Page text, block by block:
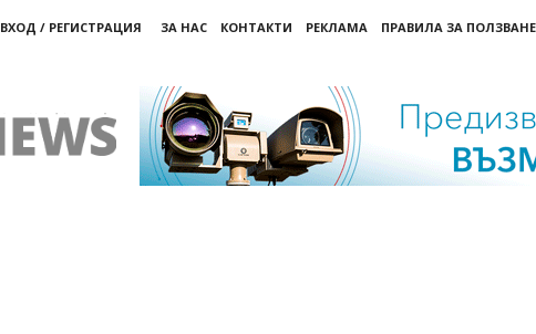
ВХОД / РЕГИСТРАЦИЯ ЗА НАС КОНТАКТИ РЕКЛАМА ПРАВИЛА ЗА ПОЛЗВАНЕ